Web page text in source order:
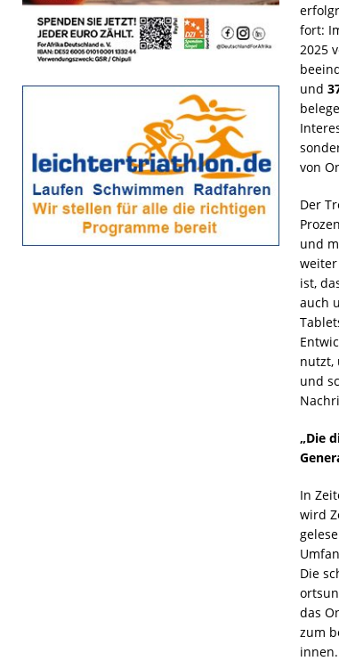
fort:
2025
und
von
Der
und
ist,
auch
nutzt,
und
„Die
In
wird
Die
das
zum